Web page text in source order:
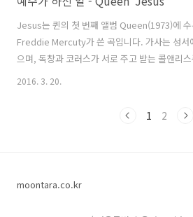
Jesus는 퀸의 첫 번째 앨범 Queen(1973)에
Freddie Mercuty가 쓴 곡입니다. 가사는 성서
으며, 독창과 코러스가 서로 주고 받는 콜앤리
Response)형식을 띄고 있는데, 성당이나 교회
And then I saw Him in the crowdA lot of
2016. 3. 20.
1 2
moontara.co.kr